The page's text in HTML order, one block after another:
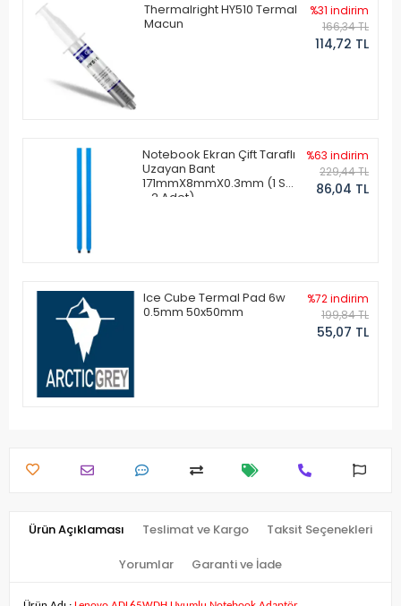
Thermalright HY510 Termal
Macun
%31 indirim
166,34 TL
114,72 TL
Notebook Ekran Çift Taraflı
Uzayan Bant
171mmX8mmX0.3mm (1 Set
- 2 Adet)
%63 indirim
229,44 TL
86,04 TL
Ice Cube Termal Pad 6w
0.5mm 50x50mm
%72 indirim
199,84 TL
55,07 TL
Ürün Açıklaması Teslimat ve Kargo Taksit Seçenekleri
Yorumlar Garanti ve İade